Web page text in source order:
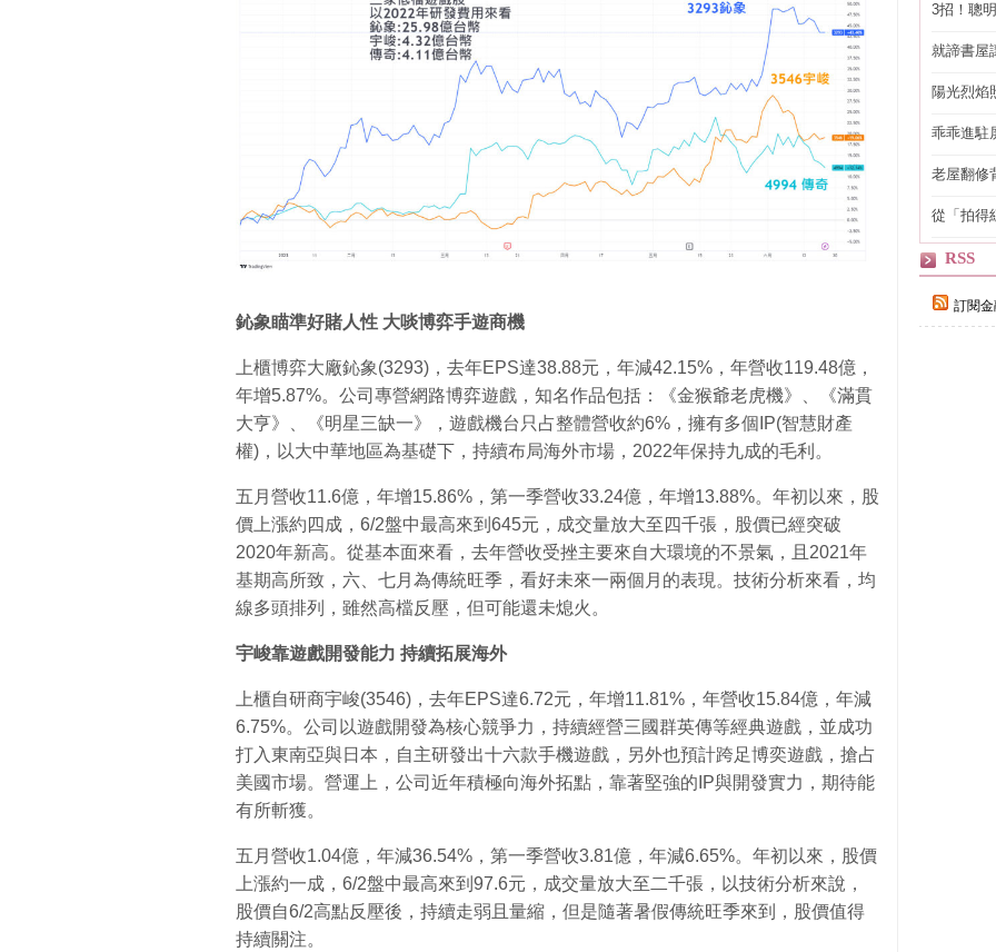
鈊象瞄準好賭人性 大啖博弈手遊商機
上櫃博弈大廠鈊象(3293)，去年EPS達38.88元，年減42.15%，年營收119.48億，
年增5.87%。公司專營網路博弈遊戲，知名作品包括：《金猴爺老虎機》、《滿貫
大亨》、《明星三缺一》，遊戲機台只占整體營收約6%，擁有多個IP(智慧財產
權)，以大中華地區為基礎下，持續布局海外市場，2022年保持九成的毛利。
五月營收11.6億，年增15.86%，第一季營收33.24億，年增13.88%。年初以來，股
價上漲約四成，6/2盤中最高來到645元，成交量放大至四千張，股價已經突破
2020年新高。從基本面來看，去年營收受挫主要來自大環境的不景氣，且2021年
基期高所致，六、七月為傳統旺季，看好未來一兩個月的表現。技術分析來看，均
線多頭排列，雖然高檔反壓，但可能還未熄火。
宇峻靠遊戲開發能力 持續拓展海外
上櫃自研商宇峻(3546)，去年EPS達6.72元，年增11.81%，年營收15.84億，年減
6.75%。公司以遊戲開發為核心競爭力，持續經營三國群英傳等經典遊戲，並成功
打入東南亞與日本，自主研發出十六款手機遊戲，另外也預計跨足博奕遊戲，搶占
美國市場。營運上，公司近年積極向海外拓點，靠著堅強的IP與開發實力，期待能
有所斬獲。
五月營收1.04億，年減36.54%，第一季營收3.81億，年減6.65%。年初以來，股價
上漲約一成，6/2盤中最高來到97.6元，成交量放大至二千張，以技術分析來說，
股價自6/2高點反壓後，持續走弱且量縮，但是隨著暑假傳統旺季來到，股價值得
持續關注。
3招！聰
就諦書屋
陽光烈焰
乖乖進駐
老屋翻修
從「拍得
RSS
訂閱